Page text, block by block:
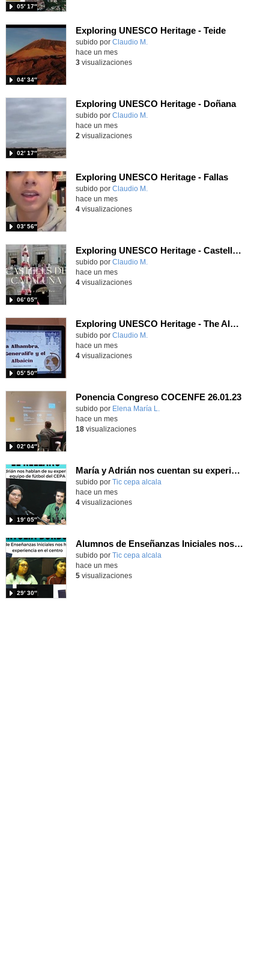
05′ 17″
Exploring UNESCO Heritage - Teide
Contenido educativo.
subido por Claudio M.
04′ 34″
hace un mes
3visualizaciones
Exploring UNESCO Heritage - Doñana
Contenido educativo.
subido por Claudio M.
02′ 17″
hace un mes
2 visualizaciones
Exploring UNESCO Heritage - Fallas
Contenido educativo.
subido por Claudio M.
03′ 56″
hace un mes
4visualizaciones
Exploring UNESCO Heritage - Castells de Cataluña
Contenido educativo.
subido por Claudio M.
06′ 05″
hace un mes
4visualizaciones
Exploring UNESCO Heritage - The Alhambra
Contenido educativo.
subido por Claudio M.
05′ 50″
hace un mes
4visualizaciones
Ponencia Congreso COCENFE 26.01.23
Contenido educativo.
subido por Elena María L.
02′ 04″
hace un mes
18visualizaciones
María y Adrián nos cuentan su experiencia en el equipo de fútbol del CEPA
subido por Tic cepa alcala
19′ 05″
hace un mes
4visualizaciones
Alumnos de Enseñanzas Iniciales nos cuentan su experiencia en el centro
subido por Tic cepa alcala
29′ 30″
hace un mes
5visualizaciones